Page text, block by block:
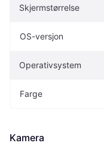
Skjermstørrelse
OS-versjon
Operativsystem
Farge
Kamera